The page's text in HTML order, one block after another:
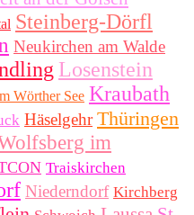
Steinberg-Dörfl
Neukirchen am Walde
Losenstein
Wörther See Kraubath
Häselgehr Thüringen
im
Traiskirchen
Niederndorf Kirchberg